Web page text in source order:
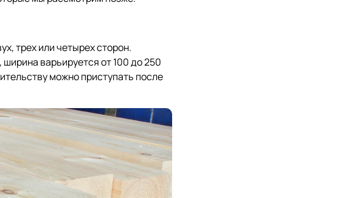
трех или четырех сторон.
варьируется от 100 до 250
можно приступать после